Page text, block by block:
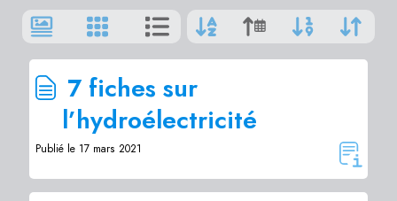
7 fiches sur
l’hydroélectricité
Publié le 17 mars 2021